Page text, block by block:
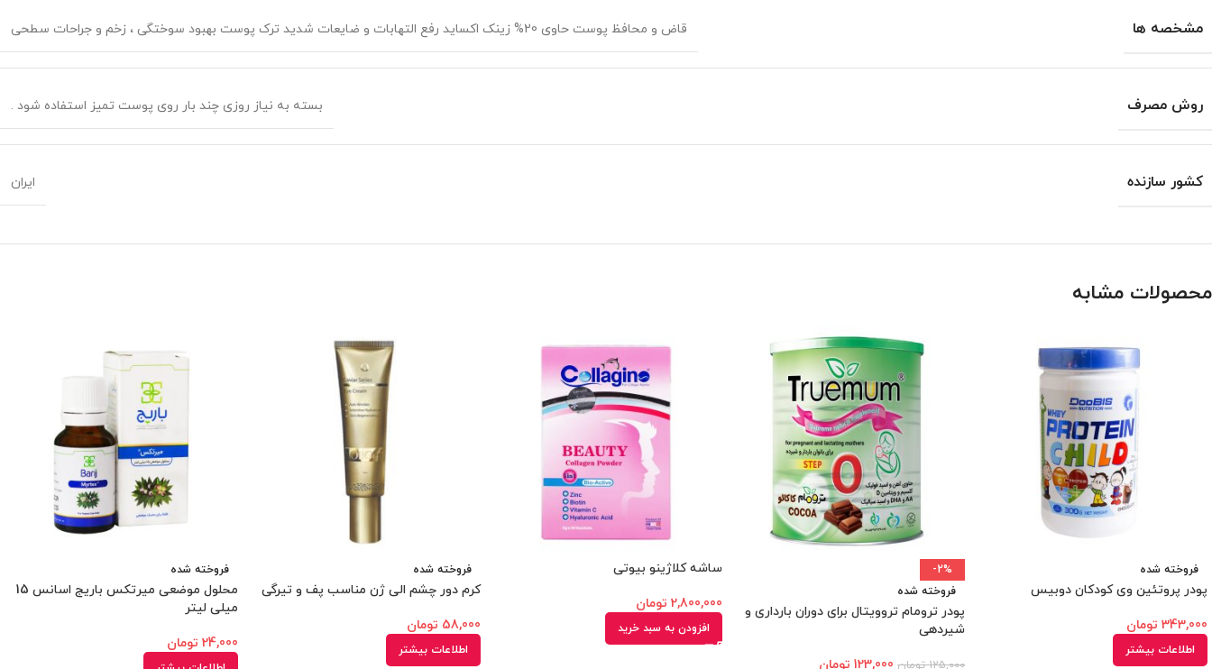
مشخصه ها قاض و محافظ پوست حاوی 20% زینک اکساید رفع التهابات و ضایعات شدید ترک پوست بهبود سوختگی ، زخم و جراحات سطحی
روش مصرف بسته به نیاز روزی چند بار روی پوست تمیز استفاده شود .
کشور سازنده ایران
محصولات مشابه
فروخته شده
پودر پروتئین وی کودکان دوبیس
343,000 تومان
اطلاعات بیشتر
-2%
فروخته شده
پودر ترومام تروویتال برای دوران بارداری و
شیردهی
125,000 تومان 123,000 تومان
ساشه کلاژینو بیوتی
2,800,000 تومان
افزودن به سبد خرید
فروخته شده
کرم دور چشم الی ژن مناسب پف و تیرگی
58,000 تومان
اطلاعات بیشتر
فروخته شده
محلول موضعی میرتکس باریج اسانس 15
میلی ‎لیتر
24,000 تومان